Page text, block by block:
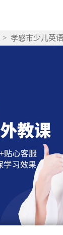
> 孝感市少儿英